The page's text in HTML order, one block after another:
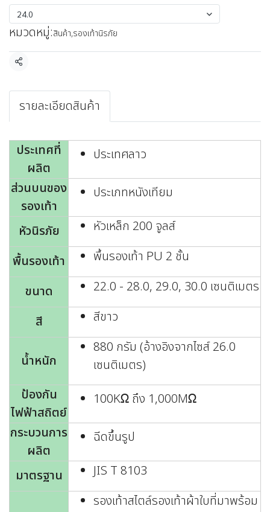
24.0
หมวดหมู่:สินค้า,รองเท้านิรภัย
แชร์
รายละเอียดสินค้า
ประเทศที่
ผลิต
ประเทศลาว
ส่วนบนของ
รองเท้า
ประเภทหนังเทียม
หัวนิรภัย
หัวเหล็ก 200 จูลส์
พื้นรองเท้า
พื้นรองเท้า PU 2 ชั้น
ขนาด
22.0 - 28.0, 29.0, 30.0 เซนติเมตร
สี
สีขาว
น้ำหนัก
880 กรัม (อ้างอิงจากไซส์ 26.0
เซนติเมตร)
ป้องกัน
ไฟฟ้าสถิตย์
100KΩ ถึง 1,000MΩ
กระบวนการ
ผลิต
ฉีดขึ้นรูป
มาตรฐาน JIS T 8103
รองเท้าสไตล์รองเท้าผ้าใบที่มาพร้อม